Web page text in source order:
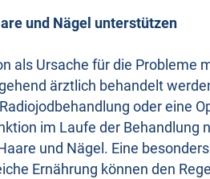
und Nägel unterstützen
als Ursache für die Probleme
ärztlich behandelt
oder eine
im Laufe der Behandlung
und Nägel. Eine
Ernährung können den